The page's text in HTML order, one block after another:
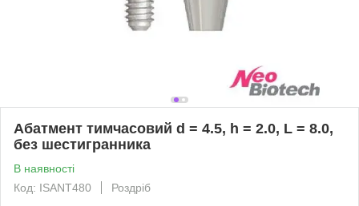
Абатмент тимчасовий d = 4.5, h = 2.0, L = 8.0,
без шестигранника
В наявності
Код: ISANT480
Роздріб